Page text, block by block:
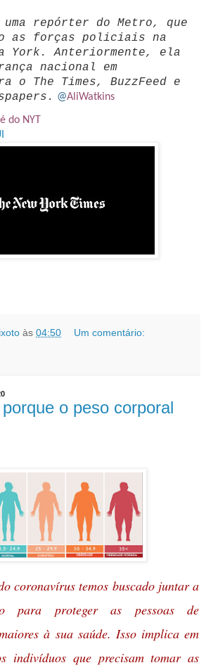
repórter do Metro, que
as forças policiais na
York. Anteriormente, ela
nacional em
o The Times, BuzzFeed e
@AliWatkins
do NYT
às 04:50 Um comentário:
o peso corporal
coronavírus temos buscado juntar a
para proteger as pessoas de
à sua saúde. Isso implica em
indivíduos que precisam tomar as